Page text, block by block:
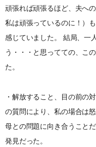
頑張れば頑張るほど、夫へ
私は頑張っているのに！）
感じていました。 結局、一
う・・・と思ってての、こ
た。
・解放すること、目の前の
の質問により、私の場合は
母との問題に向き合うこと
発見だった。